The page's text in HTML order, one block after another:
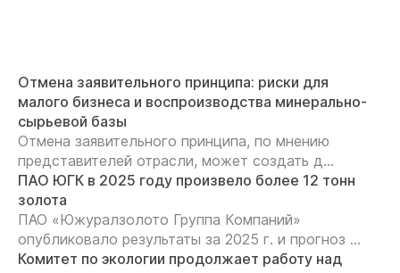
Отмена заявительного принципа: риски для
малого бизнеса и воспроизводства минерально-
сырьевой базы
Отмена заявительного принципа, по мнению
представителей отрасли, может создать д...
ПАО ЮГК в 2025 году произвело более 12 тонн
золота
ПАО «Южуралзолото Группа Компаний»
опубликовало результаты за 2025 г. и прогноз ...
Комитет по экологии продолжает работу над